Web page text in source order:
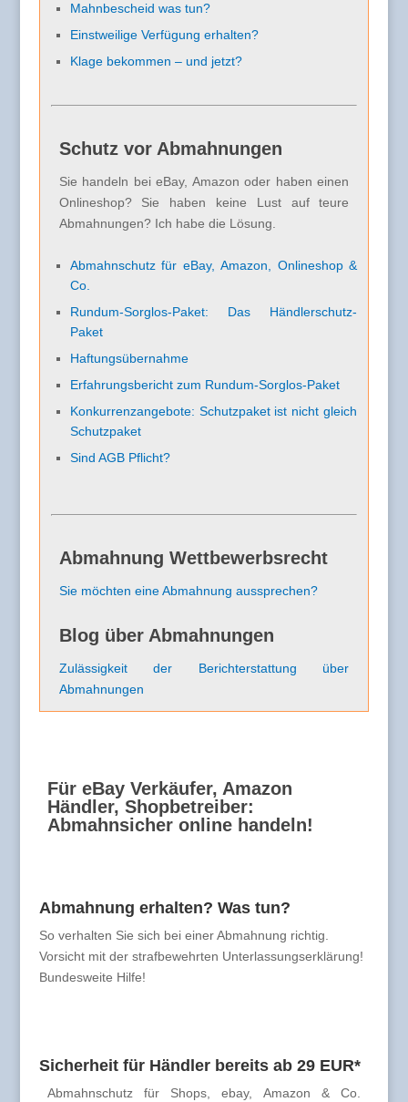
Mahnbescheid was tun?
Einstweilige Verfügung erhalten?
Klage bekommen – und jetzt?
Schutz vor Abmahnungen
Sie handeln bei eBay, Amazon oder haben einen
Onlineshop? Sie haben keine Lust auf teure
Abmahnungen? Ich habe die Lösung.
Abmahnschutz für eBay, Amazon, Onlineshop &
Co.
Rundum-Sorglos-Paket: Das Händlerschutz-
Paket
Haftungsübernahme
Erfahrungsbericht zum Rundum-Sorglos-Paket
Konkurrenzangebote: Schutzpaket ist nicht gleich
Schutzpaket
Sind AGB Pflicht?
Abmahnung Wettbewerbsrecht
Sie möchten eine Abmahnung aussprechen?
Blog über Abmahnungen
Zulässigkeit der Berichterstattung über
Abmahnungen
Für eBay Verkäufer, Amazon
Händler, Shopbetreiber:
Abmahnsicher online handeln!
Abmahnung erhalten? Was tun?
So verhalten Sie sich bei einer Abmahnung richtig.
Vorsicht mit der strafbewehrten Unterlassungserklärung!
Bundesweite Hilfe!
Sicherheit für Händler bereits ab 29 EUR*
Abmahnschutz für Shops, ebay, Amazon & Co.